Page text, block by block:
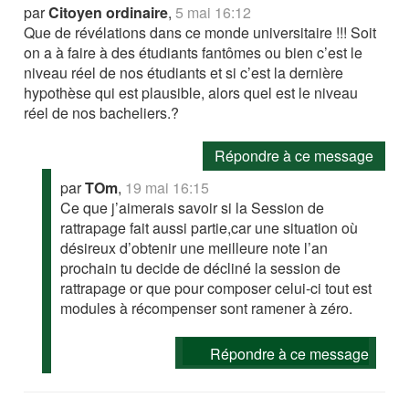
parCitoyen ordinaire,5 mai 16:12
Que de révélations dans ce monde universitaire !!! Soit
on a à faire à des étudiants fantômes ou bien c’est le
niveau réel de nos étudiants et si c’est la dernière
hypothèse qui est plausible, alors quel est le niveau
réel de nos bacheliers.?
Répondre à ce message
parTOm, 19 mai 16:15
Ce que j’aimerais savoir si la Session de
rattrapage fait aussi partie,car une situation où
désireux d’obtenir une meilleure note l’an
prochain tu decide de décliné la session de
rattrapage or que pour composer celui-ci tout est
modules à récompenser sont ramener à zéro.
Répondre à ce message